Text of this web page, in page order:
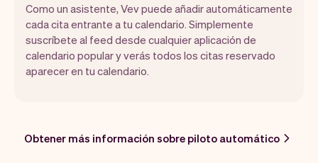
Como un asistente, Vev puede añadir automáticamente
cada cita entrante a tu calendario. Simplemente
suscríbete al feed desde cualquier aplicación de
calendario popular y verás todos los citas reservado
aparecer en tu calendario.
Obtener más información sobre piloto automático